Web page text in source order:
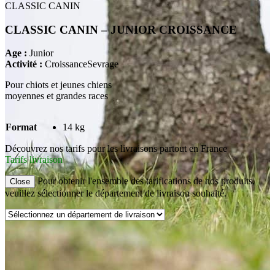
CLASSIC CANIN
CLASSIC CANIN – JUNIOR CROISSANCE
Age : Junior
Activité : CroissanceSevrage
Pour chiots et jeunes chiens
moyennes et grandes races
Format 14 kg
Découvrez nos tarifs pour les livraisons partout en France
Tarifs livraison
Close Pour obtenir l'ensemble des tarifications de nos produits,
veuillez sélectionner le département de livraison souhaité.